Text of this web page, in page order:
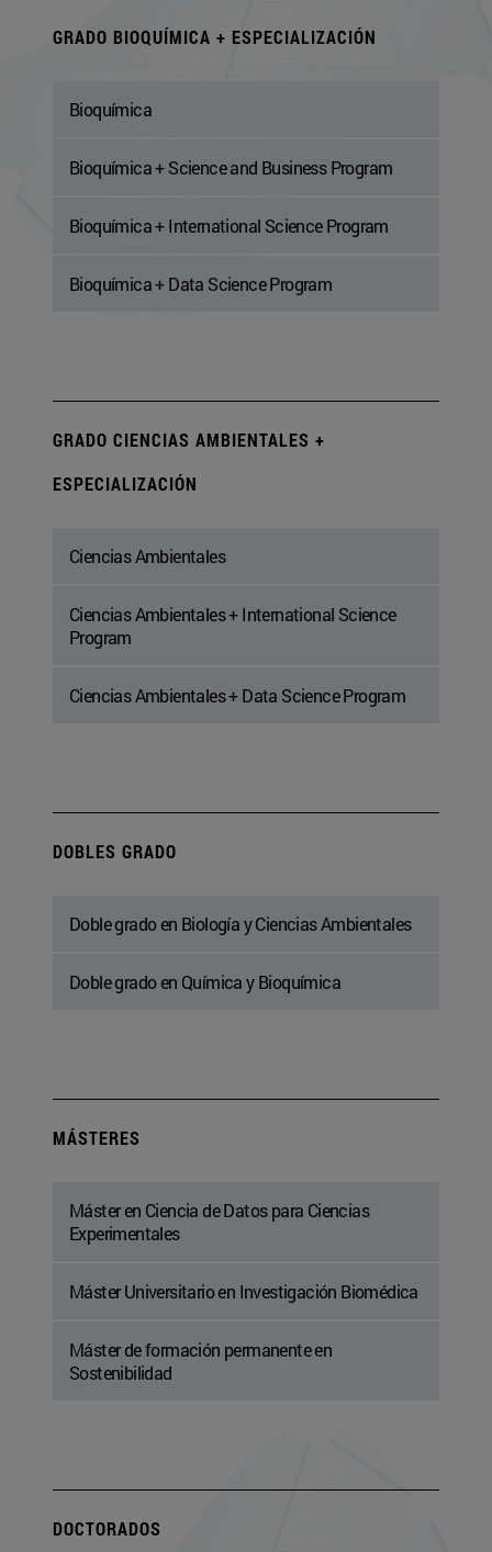
GRADO BIOQUÍMICA + ESPECIALIZACIÓN
Bioquímica
Bioquímica + Science and Business Program
Bioquímica + International Science Program
Bioquímica + Data Science Program
GRADO CIENCIAS AMBIENTALES +
ESPECIALIZACIÓN
Ciencias Ambientales
Ciencias Ambientales + International Science
Program
Ciencias Ambientales + Data Science Program
DOBLES GRADO
Doble grado en Biología y Ciencias Ambientales
Doble grado en Química y Bioquímica
MÁSTERES
Máster en Ciencia de Datos para Ciencias
Experimentales
Máster Universitario en Investigación Biomédica
Máster de formación permanente en
Sostenibilidad
DOCTORADOS